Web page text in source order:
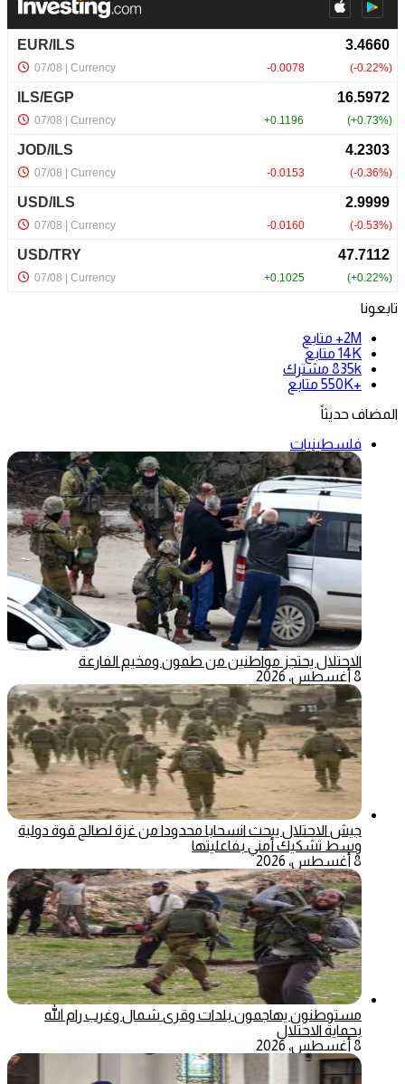
تابعونا
2M+
متابع
14K متابع
835k مشترك
+550K
متابع
المضاف حديثاً
فلسطينيات
الاحتلال يحتجز مواطنين من طمون ومخيم الفارعة
8 أغسطس، 2026
جيش الاحتلال يبحث انسحابا محدودا من غزة لصالح قوة دولية
وسط تشكيك أمني بفاعليتها
8 أغسطس، 2026
مستوطنون يهاجمون بلدات وقرى شمال وغرب رام الله
بحماية الاحتلال
8 أغسطس، 2026